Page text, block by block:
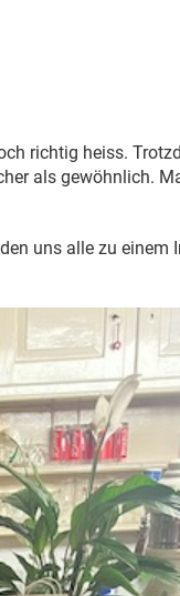
richtig heiss.
als gewöhnlich.
uns alle zu einem